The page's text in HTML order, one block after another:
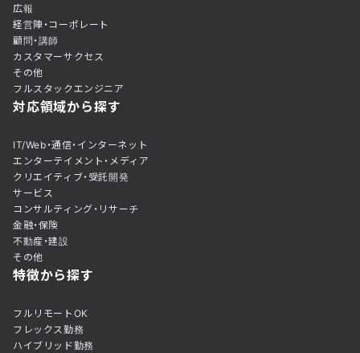
広報
経営陣・コーポレート
顧問・講師
カスタマーサクセス
その他
フルスタックエンジニア
対応領域から探す
IT/Web・通信・インターネット
エンターテイメント・メディア
クリエイティブ・受託開発
サービス
コンサルティング・リサーチ
金融・保険
不動産・建設
その他
特徴から探す
フルリモートOK
フレックス勤務
ハイブリッド勤務